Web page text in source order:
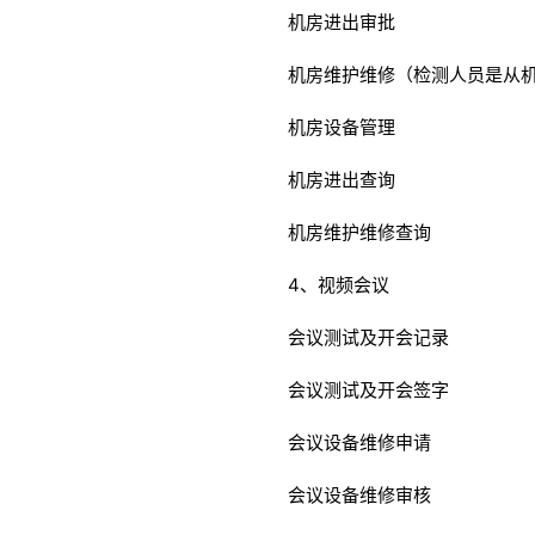
机房进出审批
机房维护维修（检测人员是从
机房设备管理
机房进出查询
机房维护维修查询
4、视频会议
会议测试及开会记录
会议测试及开会签字
会议设备维修申请
会议设备维修审核